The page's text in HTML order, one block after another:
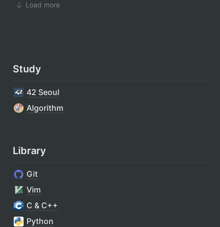
Load more
Study
42 Seoul
Algorithm
Library
Git
Vim
C & C++
Python